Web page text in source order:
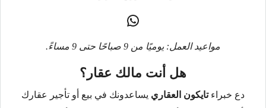
مواعيد العمل: يوميًا من 9 صباحًا حتى 9 مساءً.
هل أنت مالك عقار؟
دع خبراءتايكون العقاري يساعدونك في بيع أو تأجير عقارك